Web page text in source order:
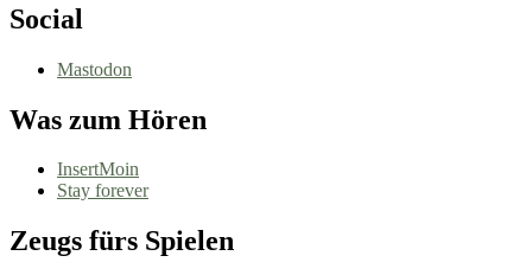
Social
Mastodon
Was zum Hören
InsertMoin
Stay forever
Zeugs fürs Spielen